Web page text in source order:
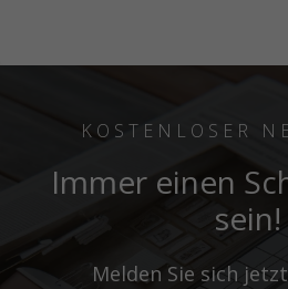
KOSTENLOSER
Immer einen
sein!
Melden Sie sich